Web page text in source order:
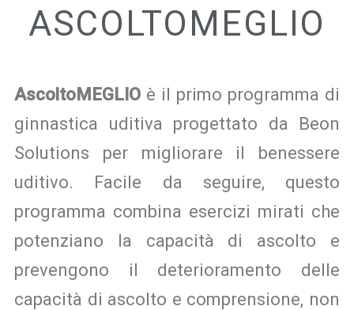
ASCOLTOMEGLIO
AscoltoMEGLIO è il primo programma di
ginnastica uditiva progettato da Beon
Solutions per migliorare il benessere
uditivo. Facile da seguire, questo
programma combina esercizi mirati che
potenziano la capacità di ascolto e
prevengono il deterioramento delle
capacità di ascolto e comprensione, non